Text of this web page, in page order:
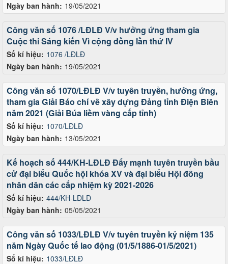
Ngày ban hành: 19/05/2021
Số kí hiệu: 1076 /LĐLĐ
Ngày ban hành: 19/05/2021
Công văn số 1076 /LĐLĐ V/v hưởng ứng tham gia
Cuộc thi Sáng kiến Vì cộng đồng lần thứ IV
Số kí hiệu: 1070/LĐLĐ
Ngày ban hành: 13/05/2021
Công văn số 1070/LĐLĐ V/v tuyên truyền, hưởng ứng,
tham gia Giải Báo chí về xây dựng Đảng tỉnh Điện Biên
năm 2021 (Giải Búa liềm vàng cấp tỉnh)
Số kí hiệu: 444/KH-LĐLĐ
Ngày ban hành: 05/05/2021
Kế hoạch số 444/KH-LĐLĐ Đẩy mạnh tuyên truyền bầu
cử đại biểu Quốc hội khóa XV và đại biểu Hội đồng
nhân dân các cấp nhiệm kỳ 2021-2026
Số kí hiệu: 1033/LĐLĐ
Công văn số 1033/LĐLĐ V/v tuyên truyền kỷ niệm 135
năm Ngày Quốc tế lao động (01/5/1886-01/5/2021)